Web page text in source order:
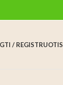
/ REGISTRUOTIS